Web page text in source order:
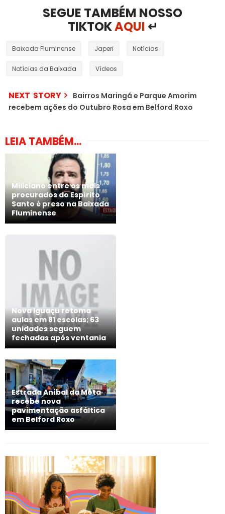
SEGUE TAMBÉM NOSSO
TIKTOKAQUI ↵
Baixada Fluminense Japeri Notícias
Notícias da Baixada Vídeos
NEXT STORY
Bairros Maringá e Parque Amorim
recebem ações do Outubro Rosa em Belford Roxo
LEIA TAMBÉM...
Miliciano entre os mais
procurados do Espírito
Santo é preso na Baixada
Fluminense
Nova Iguaçu retoma
aulas em 81 escolas; 63
unidades seguem
fechadas após ventania
Estrada Aníbal da Mota
recebe nova
pavimentação asfáltica
em Belford Roxo